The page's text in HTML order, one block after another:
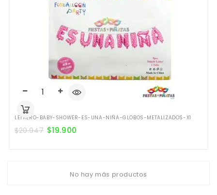
LETRERO-BABY-SHOWER-ES-UNA-NIÑA-GLOBOS-METALIZADOS-X1
$20.947 $19.900
No hay más productos